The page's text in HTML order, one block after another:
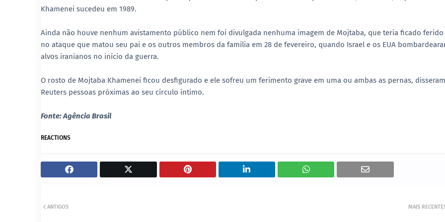
Khamenei sucedeu em 1989.
Ainda não houve nenhum avistamento público nem foi divulgada nenhuma imagem de Mojtaba, que teria ficado ferido
no ataque que matou seu pai e os outros membros da família em 28 de fevereiro, quando Israel e os EUA
alvos iranianos no início da guerra.
O rosto de Mojtaba Khamenei ficou desfigurado e ele sofreu um ferimento grave em uma ou ambas as pernas,
Reuters pessoas próximas ao seu círculo íntimo.
Fonte: Agência Brasil
REACTIONS
MAIS
ANTIGOS